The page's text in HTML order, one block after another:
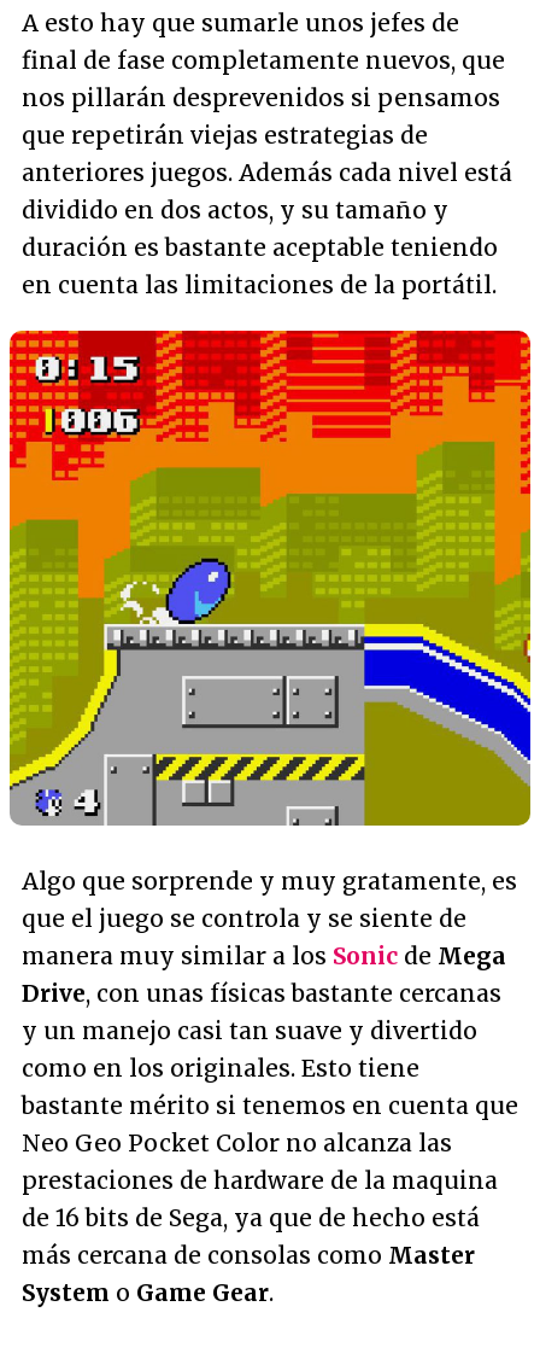
A esto hay que sumarle unos jefes de
final de fase completamente nuevos, que
nos pillarán desprevenidos si pensamos
que repetirán viejas estrategias de
anteriores juegos. Además cada nivel está
dividido en dos actos, y su tamaño y
duración es bastante aceptable teniendo
en cuenta las limitaciones de la portátil.
Algo que sorprende y muy gratamente, es
que el juego se controla y se siente de
manera muy similar a los Sonic de Mega
Drive, con unas físicas bastante cercanas
y un manejo casi tan suave y divertido
como en los originales. Esto tiene
bastante mérito si tenemos en cuenta que
Neo Geo Pocket Color no alcanza las
prestaciones de hardware de la maquina
de 16 bits de Sega, ya que de hecho está
más cercana de consolas como Master
System o Game Gear.